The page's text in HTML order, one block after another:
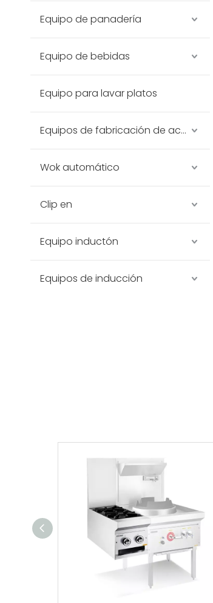
Equipo de panadería
Equipo de bebidas
Equipo para lavar platos
Equipos de fabricación de acero inoxidable
Wok automático
Clip en
Equipo inductón
Equipos de inducción